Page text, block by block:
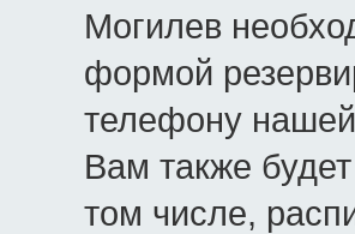
Могилев
формой
телефону
Вам также
том числе,